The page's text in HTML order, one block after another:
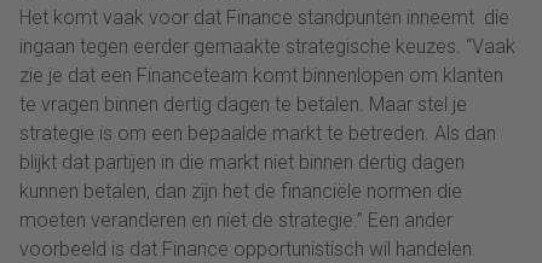
Het komt vaak voor dat Finance standpunten inneemt die
ingaan tegen eerder gemaakte strategische keuzes. “Vaak
zie je dat een Financeteam komt binnenlopen om klanten
te vragen binnen dertig dagen te betalen. Maar stel je
strategie is om een bepaalde markt te betreden. Als dan
blijkt dat partijen in die markt niet binnen dertig dagen
kunnen betalen, dan zijn het de financiële normen die
moeten veranderen en niet de strategie.” Een ander
voorbeeld is dat Finance opportunistisch wil handelen.